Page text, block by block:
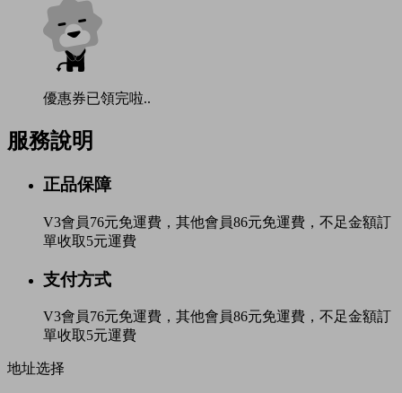
優惠券已領完啦..
服務說明
正品保障
V3會員76元免運費，其他會員86元免運費，不足金額訂
單收取5元運費
支付方式
V3會員76元免運費，其他會員86元免運費，不足金額訂
單收取5元運費
地址选择